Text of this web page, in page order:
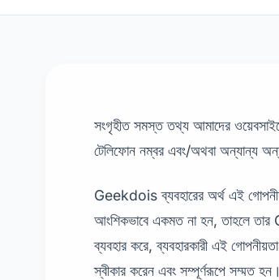
সংগৃহীত সমস্ত তথ্য আমাদের
টেলিফোন নম্বর এবং/অথবা অন্যান্য
Geekdois ব্যবহারের অর্থ এই
আংশিকভাবে একমত না হন, তাহলে তার
ব্যবহার করে, ব্যবহারকারী এই গোপনীয়তা
স্বীকার করেন এবং সম্পূর্ণরূপে সম্মত হন।